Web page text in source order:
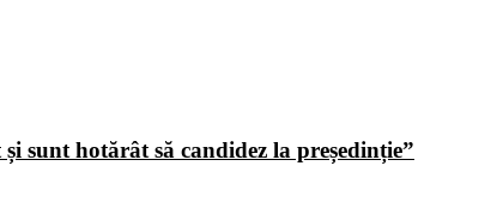
sunt hotărât să candidez la președinție”